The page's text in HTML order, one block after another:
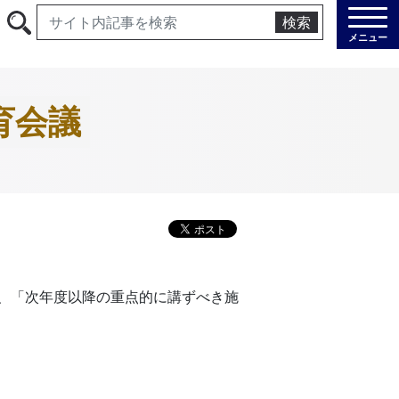
検索
メニュー
会議
次年度以降の重点的に講ずべき施